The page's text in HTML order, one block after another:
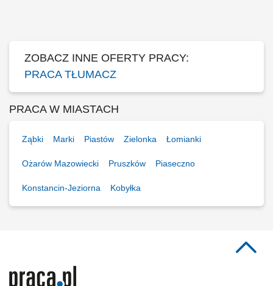
ZOBACZ INNE OFERTY PRACY:
PRACA TŁUMACZ
PRACA W MIASTACH
Ząbki Marki Piastów Zielonka Łomianki
Ożarów Mazowiecki Pruszków Piaseczno
Konstancin-Jeziorna Kobyłka